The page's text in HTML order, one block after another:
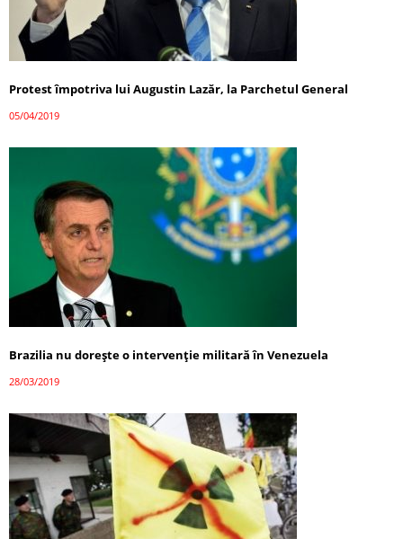
Protest împotriva lui Augustin Lazăr, la Parchetul General
05/04/2019
Brazilia nu doreşte o intervenţie militară în Venezuela
28/03/2019